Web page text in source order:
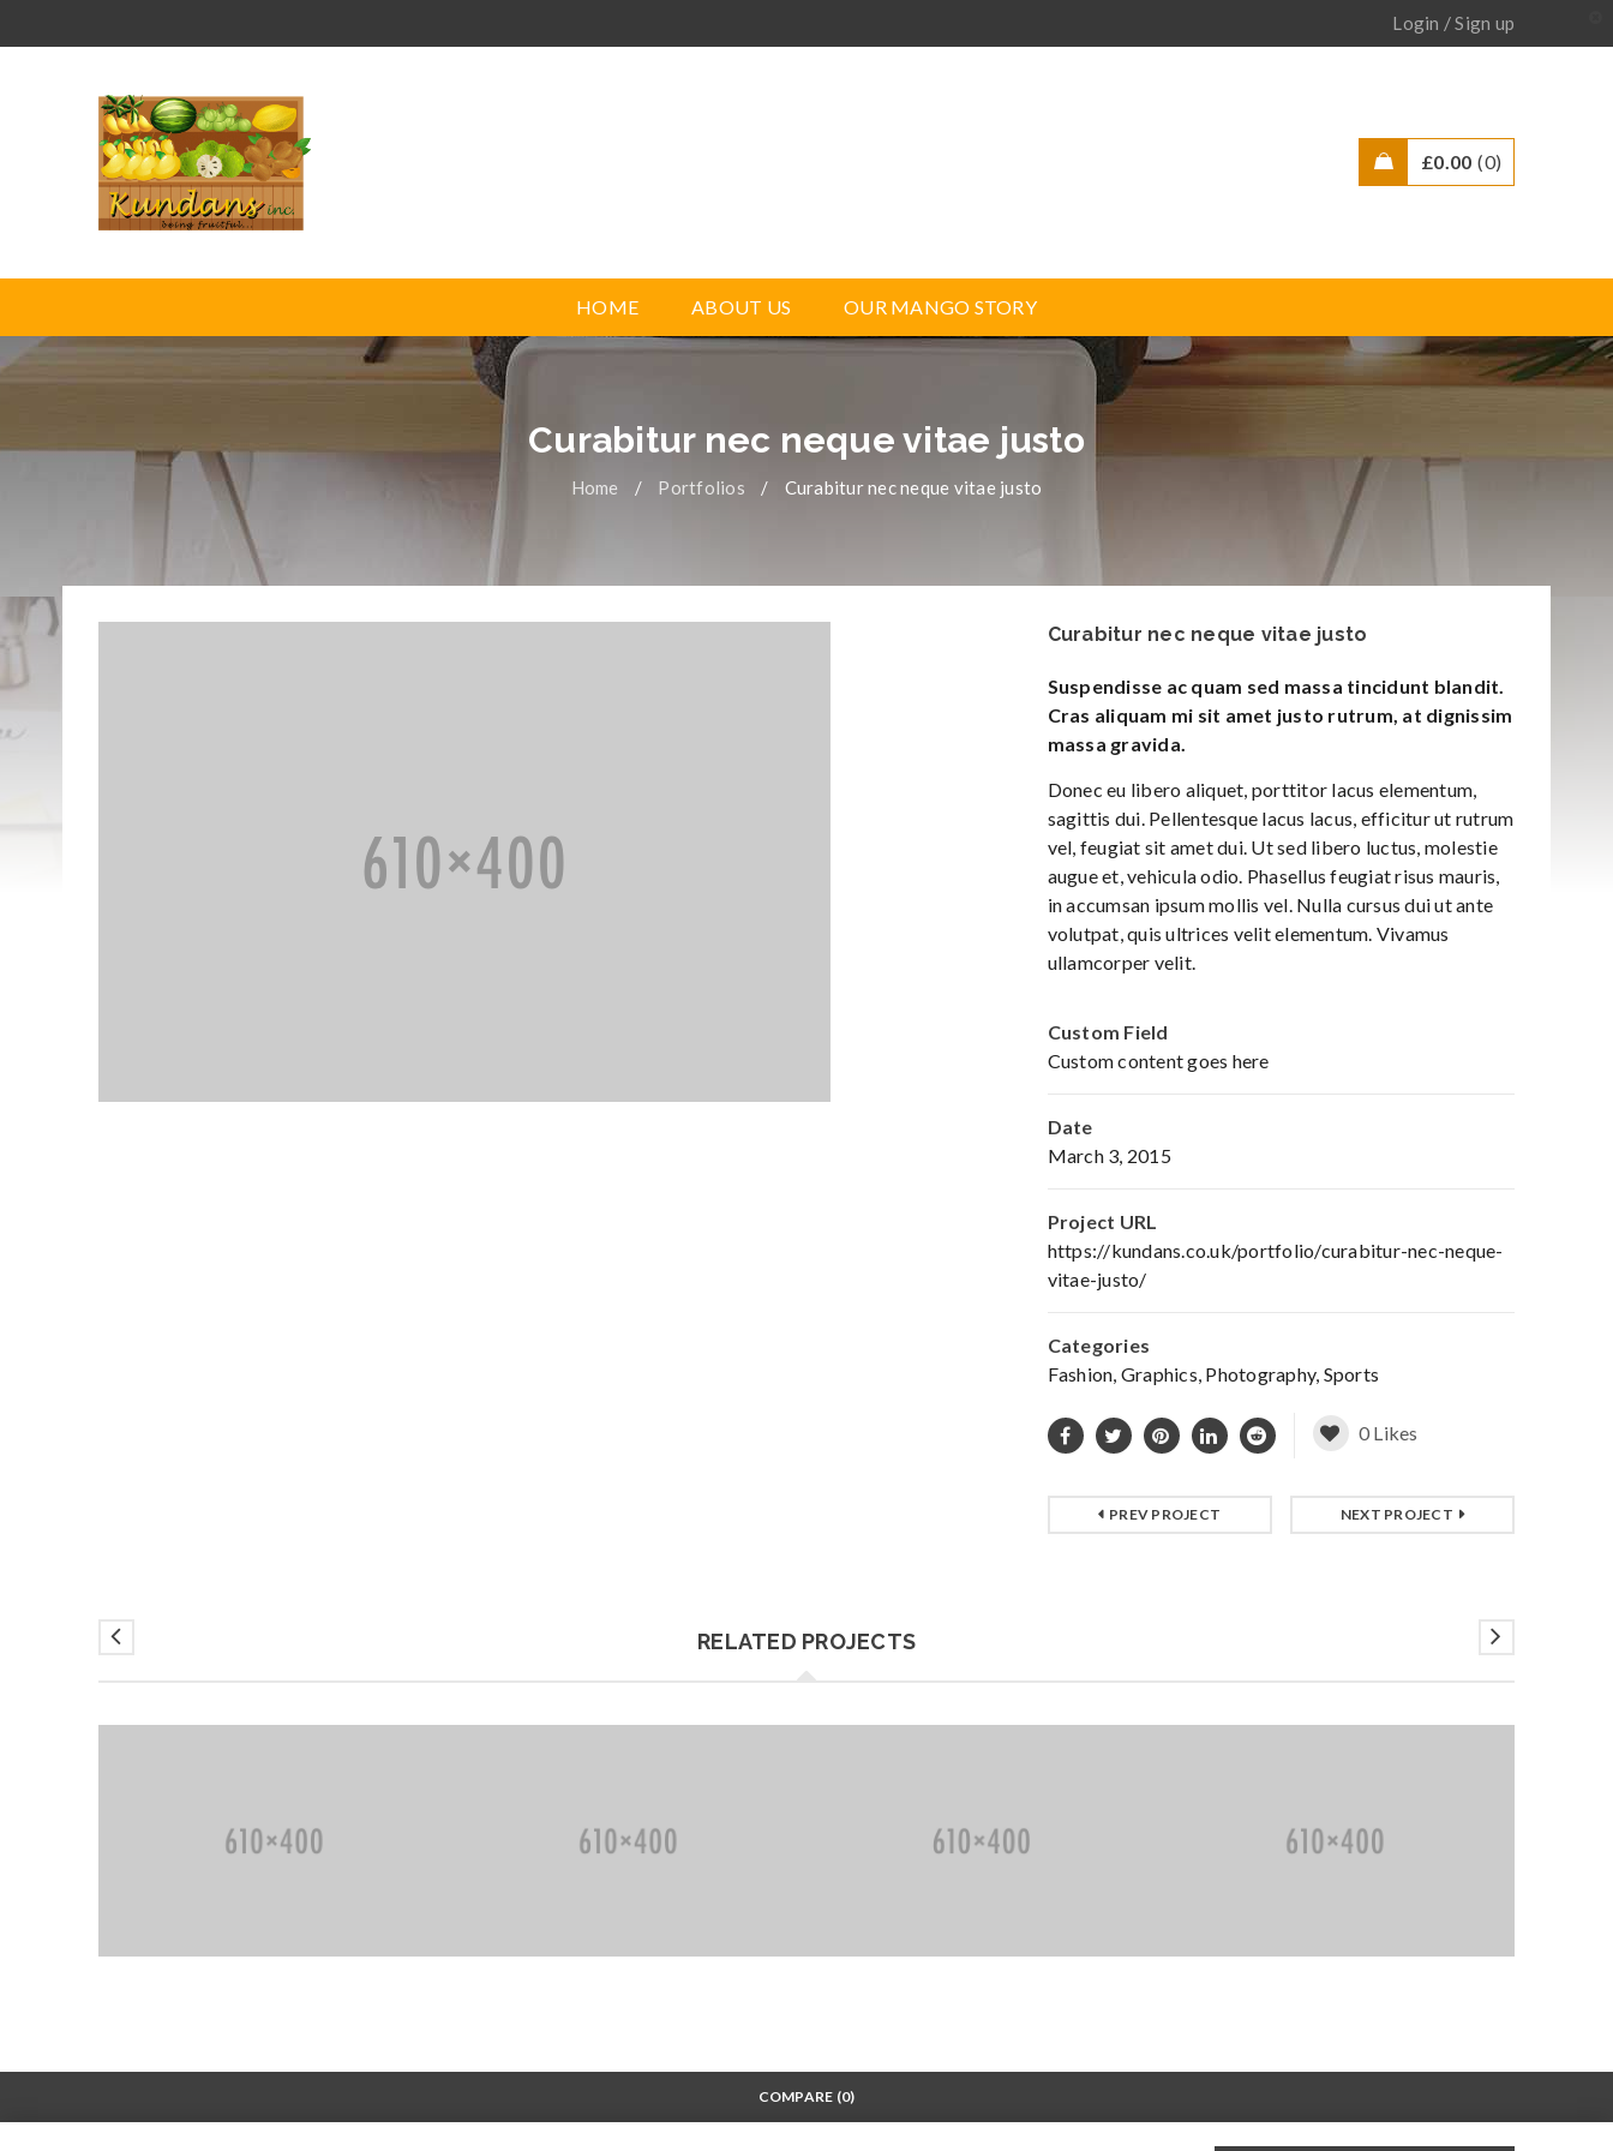
Login /Sign up
£0.00 0
HOME ABOUT US OUR MANGO STORY
Curabitur nec neque vitae justo
Home / Portfolios / Curabitur nec neque vitae justo
Curabitur nec neque vitae justo
Suspendisse ac quam sed massa tincidunt blandit.
Cras aliquam mi sit amet justo rutrum, at dignissim
massa gravida.
Donec eu libero aliquet, porttitor lacus elementum,
sagittis dui. Pellentesque lacus lacus, efficitur ut rutrum
vel, feugiat sit amet dui. Ut sed libero luctus, molestie
augue et, vehicula odio. Phasellus feugiat risus mauris,
in accumsan ipsum mollis vel. Nulla cursus dui ut ante
volutpat, quis ultrices velit elementum. Vivamus
ullamcorper velit.
Custom Field
Custom content goes here
Date
March 3, 2015
Project URL
https://kundans.co.uk/portfolio/curabitur-nec-neque-
vitae-justo/
Categories
Fashion, Graphics, Photography, Sports
0 Likes
PREV PROJECT NEXT PROJECT
RELATED PROJECTS
COMPARE (0)